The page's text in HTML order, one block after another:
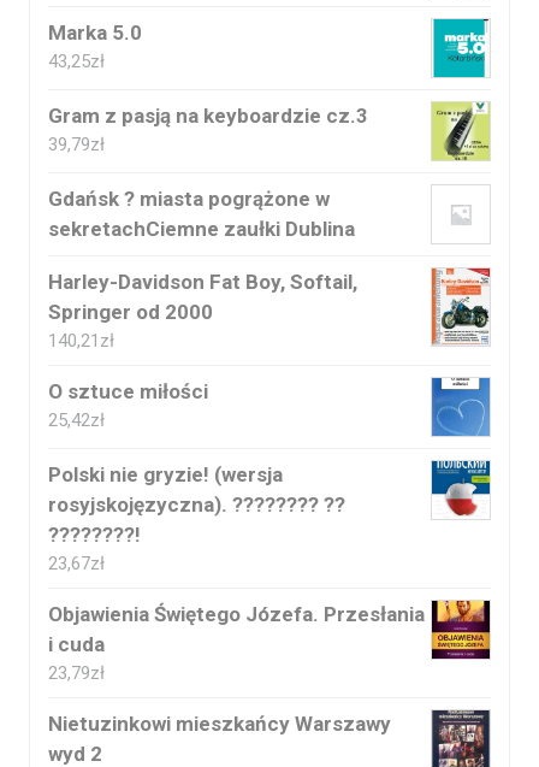
Marka 5.0
43,25zł
Gram z pasją na keyboardzie cz.3
39,79zł
Gdańsk ? miasta pogrążone w
sekretachCiemne zaułki Dublina
Harley-Davidson Fat Boy, Softail,
Springer od 2000
140,21 zł
O sztuce miłości
25,42zł
Polski nie gryzie! (wersja
rosyjskojęzyczna). ???????? ??
????????!
23,67zł
Objawienia Świętego Józefa. Przesłania
i cuda
23,79zł
Nietuzinkowi mieszkańcy Warszawy
wyd 2